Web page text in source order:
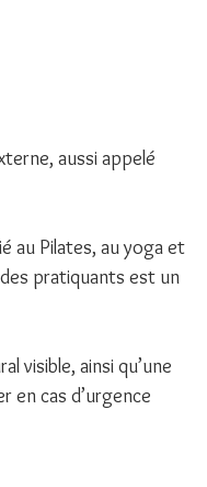
aussi appelé
au Pilates, au yoga et
pratiquants est un
visible, ainsi qu’une
en cas d’urgence